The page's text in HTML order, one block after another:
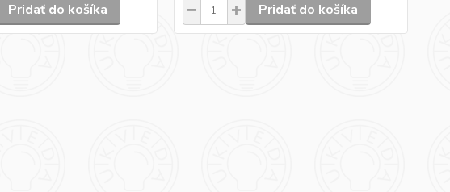
Pridať do košíka Pridať do košíka